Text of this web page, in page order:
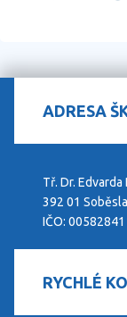
ADRESA
Tř. Dr.
392 01
IČO: 00582841
RYCHLÉ